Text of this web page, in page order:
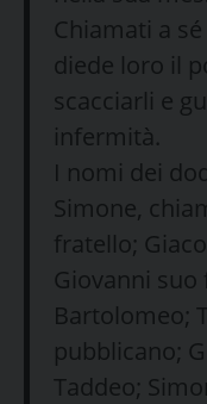
Chiamati a
diede loro il
scacciarli e
infermità.
I nomi dei
Simone,
fratello;
Giovanni
Bartolomeo;
pubblicano;
Taddeo;